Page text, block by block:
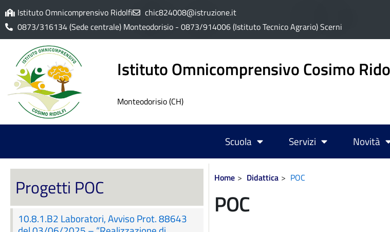
Istituto Omnicomprensivo Ridolfi
chic824008@istruzione.it
0873/316134 (Sede centrale) Monteodorisio - 0873/914006 (Istituto Tecnico Agrario) Scerni
Istituto Omnicomprensivo Cosimo
Monteodorisio (CH)
Scuola Servizi Novità
Progetti POC
10.8.1.B2 Laboratori, Avviso Prot. 88643
Home Didattica POC
POC